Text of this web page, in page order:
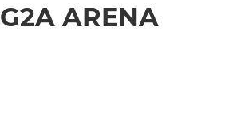
G2A ARENA